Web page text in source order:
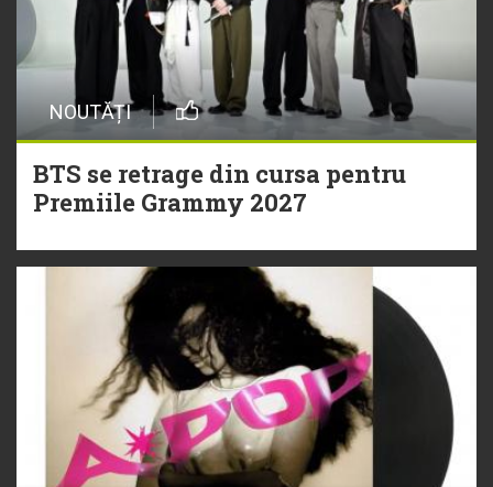
NOUTĂȚI
BTS se retrage din cursa pentru
Premiile Grammy 2027